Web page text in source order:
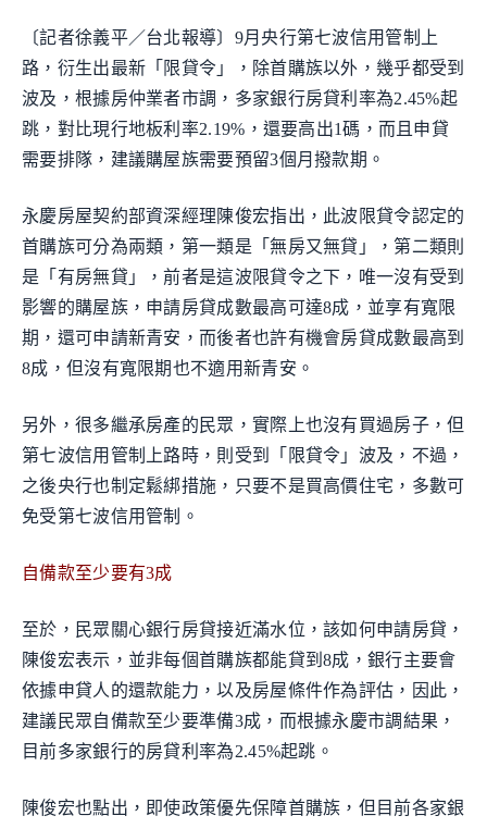
〔記者徐義平／台北報導〕9月央行第七波信用管制上
路，衍生出最新「限貸令」，除首購族以外，幾乎都受到
波及，根據房仲業者市調，多家銀行房貸利率為2.45%起
跳，對比現行地板利率2.19%，還要高出1碼，而且申貸
需要排隊，建議購屋族需要預留3個月撥款期。
永慶房屋契約部資深經理陳俊宏指出，此波限貸令認定的
首購族可分為兩類，第一類是「無房又無貸」，第二類則
是「有房無貸」，前者是這波限貸令之下，唯一沒有受到
影響的購屋族，申請房貸成數最高可達8成，並享有寬限
期，還可申請新青安，而後者也許有機會房貸成數最高到
8成，但沒有寬限期也不適用新青安。
另外，很多繼承房產的民眾，實際上也沒有買過房子，但
第七波信用管制上路時，則受到「限貸令」波及，不過，
之後央行也制定鬆綁措施，只要不是買高價住宅，多數可
免受第七波信用管制。
自備款至少要有3成
至於，民眾關心銀行房貸接近滿水位，該如何申請房貸，
陳俊宏表示，並非每個首購族都能貸到8成，銀行主要會
依據申貸人的還款能力，以及房屋條件作為評估，因此，
建議民眾自備款至少要準備3成，而根據永慶市調結果，
目前多家銀行的房貸利率為2.45%起跳。
陳俊宏也點出，即使政策優先保障首購族，但目前各家銀